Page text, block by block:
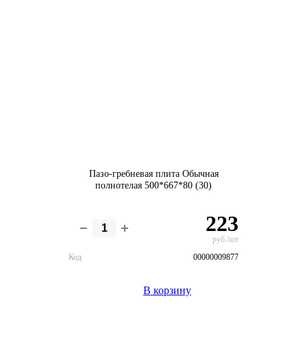
Пазо-гребневая плита Обычная
полнотелая 500*667*80 (30)
223
руб./шт
Код
00000009877
В корзину